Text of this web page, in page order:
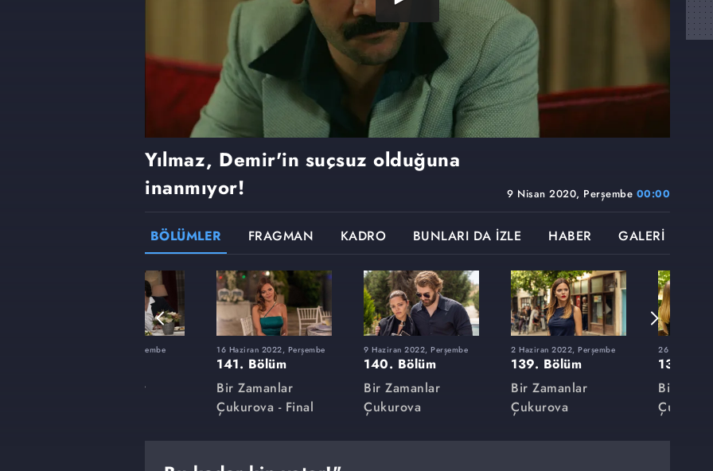
9 Nisan 2020, Perşembe 00:00
Yılmaz, Demir'in suçsuz olduğuna
inanmıyor!
BÖLÜMLER FRAGMAN KADRO BUNLARI DA İZLE HABER GALERİ
10 Mart 2022, Perşembe
Bir Zamanlar
16 Haziran 2022, Perşembe
141. Bölüm
Bir Zamanlar
Çukurova - Final
9 Haziran 2022, Perşembe
140. Bölüm
Bir Zamanlar
Çukurova
2 Haziran 2022, Perşembe
139. Bölüm
Bir Zamanlar
Çukurova
26 Mayıs
138.
Bir
Çukurova